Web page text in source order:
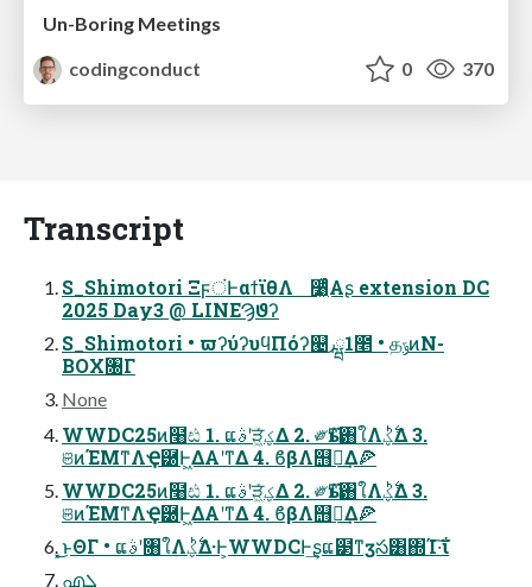
Un-Boring Meetings
codingconduct
0 370
Transcript
S_Shimotori ΞϝंͰαϯϊθΛ ૸͖ͬͯͨΑʂ extension DC
2025 Day3 @ LINEϠϑʔ
S_Shimotori • ϖʔύʔυϥΠόʔ୤٫ྺ1೥ • தݹͷN-
BOX৐Γ
None
WWDC25ͷ໨ඪ 1. ແࣄʹੜ͖ͯؼΔ 2. ༗ӹͳ৘ใΛ࣋ͪؼΔ 3.
ଞͷΈΜͳΛҾ཰Ͱ͖ΔΑ͏ʹͳΔ 4. ϐβΛ஫จ͢Δ🍕
WWDC25ͷ໨ඪ 1. ແࣄʹੜ͖ͯؼΔ 2. ༗ӹͳ৘ใΛ࣋ͪؼΔ 3.
ଞͷΈΜͳΛҾ཰Ͱ͖ΔΑ͏ʹͳΔ 4. ϐβΛ஫จ͢Δ🍕
͓͜ͱΘΓ • ແࣄʹ৘ใΛ࣋ͪؼΔ·Ͱ͕WWDCͰ͢ʂແ๳ͳӡస͸΍Ί·͠ΐ͏
എܠ